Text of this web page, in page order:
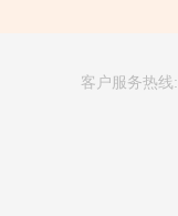
客户服务热